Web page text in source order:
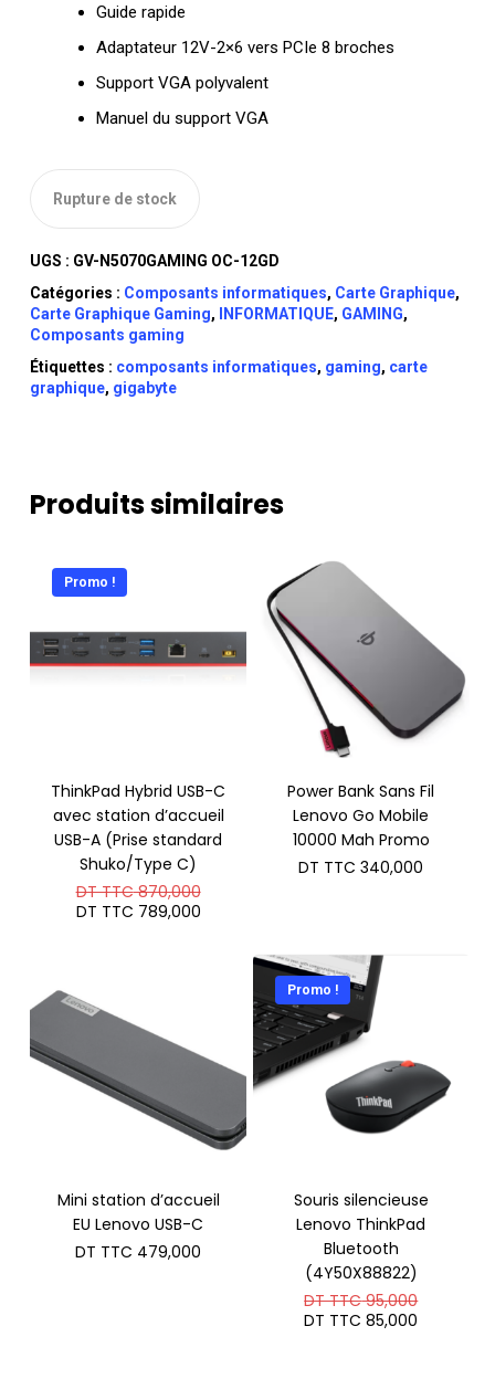
Guide rapide
Adaptateur 12V-2×6 vers PCIe 8 broches
Support VGA polyvalent
Manuel du support VGA
Rupture de stock
UGS : GV-N5070GAMING OC-12GD
Catégories : Composants informatiques, Carte Graphique,
Carte Graphique Gaming, INFORMATIQUE, GAMING,
Composants gaming
Étiquettes : composants informatiques, gaming, carte
graphique, gigabyte
Produits similaires
Promo !
ThinkPad Hybrid USB-C
avec station d’accueil
USB-A (Prise standard
Shuko/Type C)
DT TTC870,000Le
prix
TTC 870,000.
DT TTC 789,000Le
TTC 789,000.
Power Bank Sans Fil
Lenovo Go Mobile
10000 Mah Promo
DT TTC 340,000
Mini station d’accueil
EU Lenovo USB-C
DT TTC 479,000
Promo !
Souris silencieuse
Lenovo ThinkPad
Bluetooth
(4Y50X88822)
DT TTC95,000Le
DT TTC 85,000